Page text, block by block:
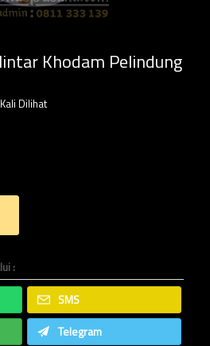
Khodam Pelindung
Dilihat
:
SMS
Telegram